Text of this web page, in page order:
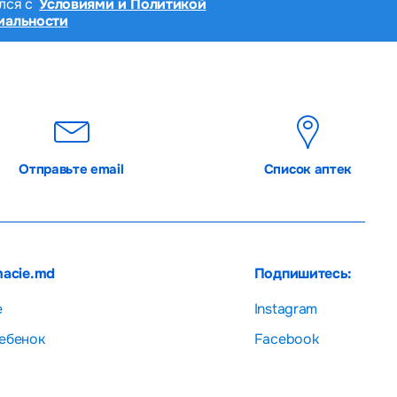
с Условиями и Политикой
Отправьте email Список аптек
Подпишитесь:
Instagram
Facebook